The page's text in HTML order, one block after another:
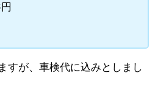
すが、車検代に込みとしまし